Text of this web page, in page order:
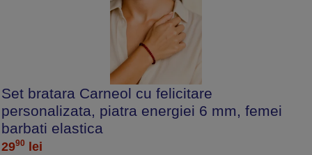
Set bratara Carneol cu felicitare
personalizata, piatra energiei 6 mm, femei
barbati elastica
2990 lei